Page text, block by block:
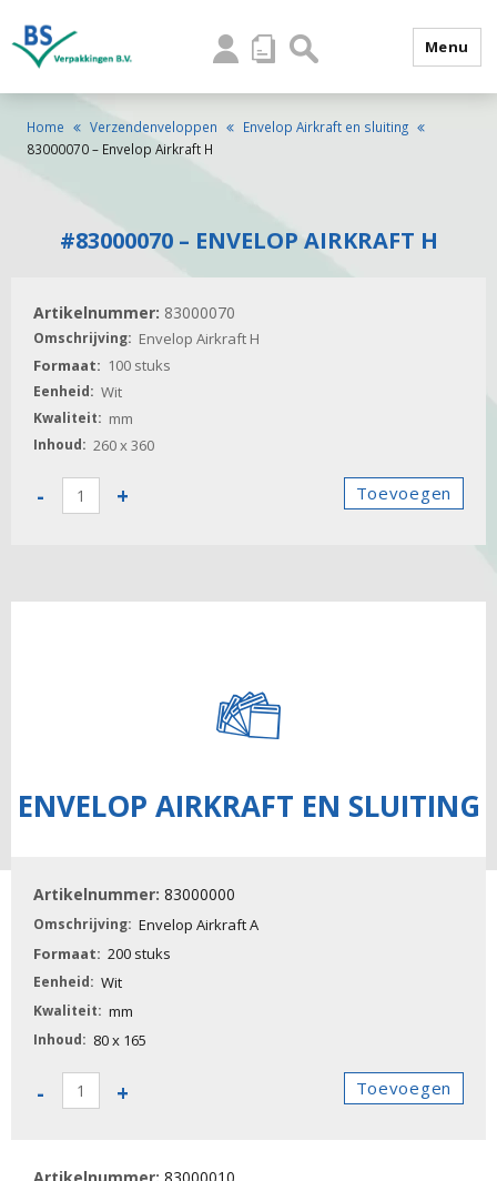
Menu
Home Verzendenveloppen
Envelop Airkraft en sluiting
83000070 – Envelop Airkraft H
#83000070 – ENVELOP AIRKRAFT H
83000070
Envelop Airkraft H
100 stuks
Wit
mm
260 x 360
-
83000070
+ Toevoegen
ENVELOP AIRKRAFT EN SLUITING
83000000
Envelop Airkraft A
200 stuks
Wit
mm
80 x 165
-
83000000
+ Toevoegen